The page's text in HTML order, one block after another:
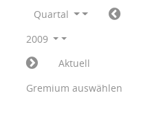
Quartal
2009
Aktuell
Gremium auswählen